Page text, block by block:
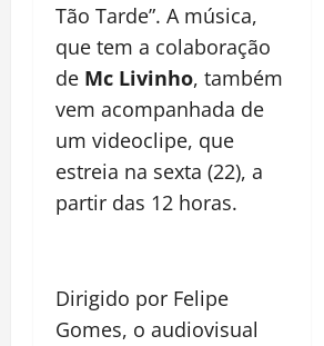
Tão Tarde”. A música,
que tem a colaboração
de Mc Livinho, também
vem acompanhada de
um videoclipe, que
estreia na sexta (22), a
partir das 12 horas.
Dirigido por Felipe
Gomes, o audiovisual